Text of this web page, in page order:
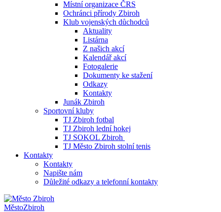
Místní organizace ČRS
Ochránci přírody Zbiroh
Klub vojenských důchodců
Aktuality
Listárna
Z našich akcí
Kalendář akcí
Fotogalerie
Dokumenty ke stažení
Odkazy
Kontakty
Junák Zbiroh
Sportovní kluby
TJ Zbiroh fotbal
TJ Zbiroh lední hokej
TJ SOKOL Zbiroh
TJ Město Zbiroh stolní tenis
Kontakty
Kontakty
Napište nám
Důležité odkazy a telefonní kontakty
MěstoZbiroh